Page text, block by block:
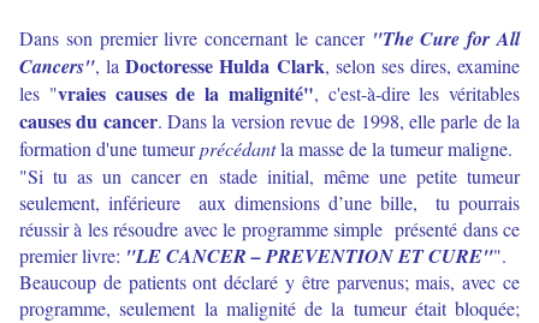
Dans son premier livre concernant le cancer "The Cure for All
Cancers", laDoctoresse Hulda Clark, selon ses dires, examine
les "vraies causes de la malignité", c'est-à-dire les véritables
causes du cancer. Dans la version revue de 1998, elle parle de la
formation d'une tumeurprécédantla masse de la tumeur maligne.
"Si tu as un cancer en stade initial, même une petite tumeur
seulement, inférieure aux dimensions d’une bille, tu pourrais
réussir à les résoudre avec le programme simple présenté dans ce
premier livre: "LE CANCER – PREVENTION ET CURE"".
Beaucoup de patients ont déclaré y être parvenus; mais, avec ce
programme, seulement la malignité de la tumeur était bloquée;